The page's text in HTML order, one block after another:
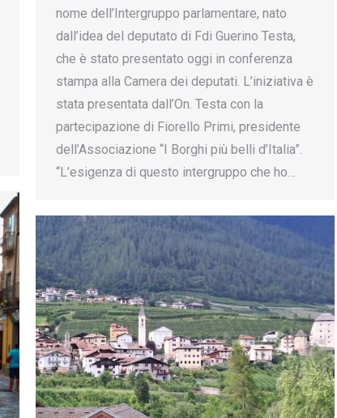
nome dell’Intergruppo parlamentare, nato
dall’idea del deputato di Fdi Guerino Testa,
che è stato presentato oggi in conferenza
stampa alla Camera dei deputati. L’iniziativa è
stata presentata dall’On. Testa con la
partecipazione di Fiorello Primi, presidente
dell’Associazione “I Borghi più belli d’Italia”.
“L’esigenza di questo intergruppo che ho…